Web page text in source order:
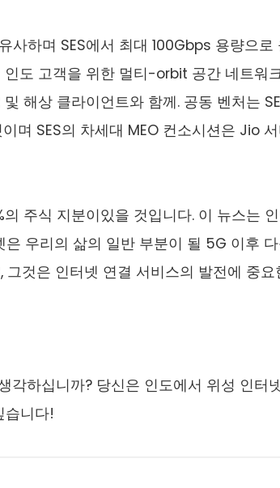
하며 SES에서 최대 100Gbps 용량으로
도 고객을 위한 멀티-orbit 공간 네트워
해상 클라이언트와 함께. 공동 벤처는
며 SES의 차세대 MEO 컨소시션은 Jio
주식 지분이있을 것입니다. 이 뉴스는
우리의 삶의 일반 부분이 될 5G 이후
그것은 인터넷 연결 서비스의 발전에 중
각하십니까? 당신은 인도에서 위성 인터
습니다!